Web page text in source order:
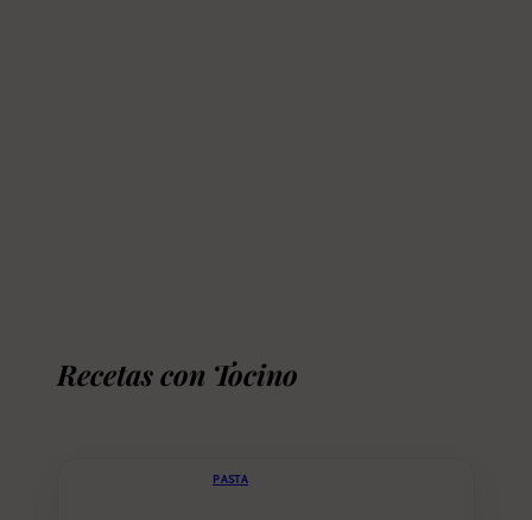
Recetas con Tocino
PASTA